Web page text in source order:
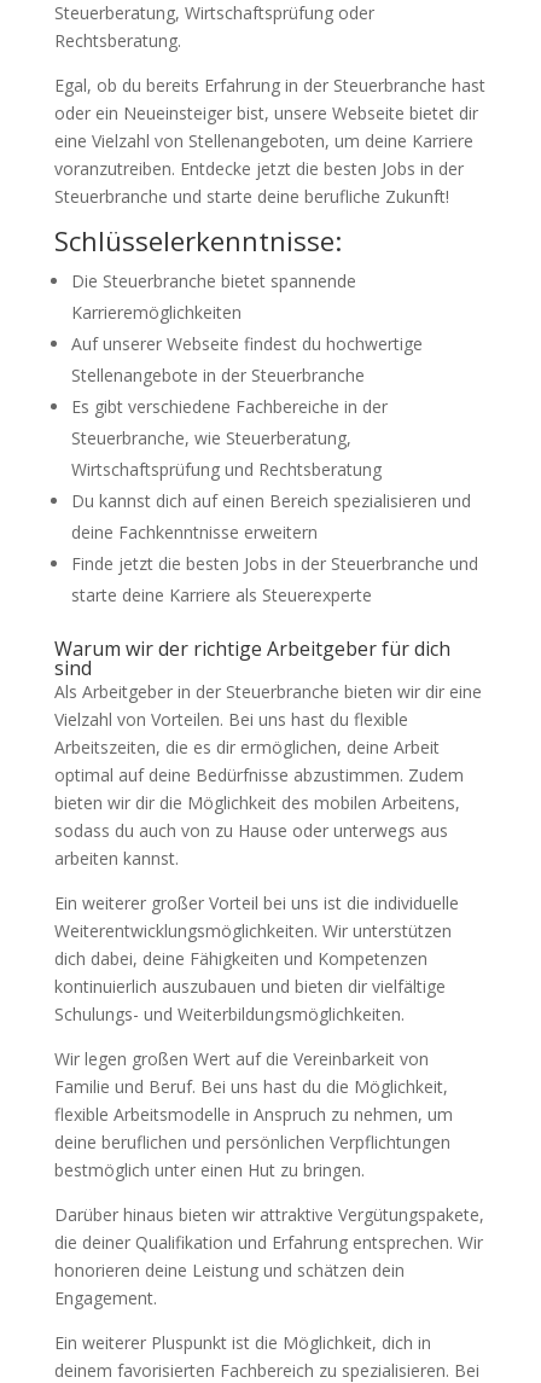
Steuerberatung, Wirtschaftsprüfung oder
Rechtsberatung.
Egal, ob du bereits Erfahrung in der Steuerbranche hast
oder ein Neueinsteiger bist, unsere Webseite bietet dir
eine Vielzahl von Stellenangeboten, um deine Karriere
voranzutreiben. Entdecke jetzt die besten Jobs in der
Steuerbranche und starte deine berufliche Zukunft!
Schlüsselerkenntnisse:
Die Steuerbranche bietet spannende
Karrieremöglichkeiten
Auf unserer Webseite findest du hochwertige
Stellenangebote in der Steuerbranche
Es gibt verschiedene Fachbereiche in der
Steuerbranche, wie Steuerberatung,
Wirtschaftsprüfung und Rechtsberatung
Du kannst dich auf einen Bereich spezialisieren und
deine Fachkenntnisse erweitern
Finde jetzt die besten Jobs in der Steuerbranche und
starte deine Karriere als Steuerexperte
Warum wir der richtige Arbeitgeber für dich
sind
Als Arbeitgeber in der Steuerbranche bieten wir dir eine
Vielzahl von Vorteilen. Bei uns hast du flexible
Arbeitszeiten, die es dir ermöglichen, deine Arbeit
optimal auf deine Bedürfnisse abzustimmen. Zudem
bieten wir dir die Möglichkeit des mobilen Arbeitens,
sodass du auch von zu Hause oder unterwegs aus
arbeiten kannst.
Ein weiterer großer Vorteil bei uns ist die individuelle
Weiterentwicklungsmöglichkeiten. Wir unterstützen
dich dabei, deine Fähigkeiten und Kompetenzen
kontinuierlich auszubauen und bieten dir vielfältige
Schulungs- und Weiterbildungsmöglichkeiten.
Wir legen großen Wert auf die Vereinbarkeit von
Familie und Beruf. Bei uns hast du die Möglichkeit,
flexible Arbeitsmodelle in Anspruch zu nehmen, um
deine beruflichen und persönlichen Verpflichtungen
bestmöglich unter einen Hut zu bringen.
Darüber hinaus bieten wir attraktive Vergütungspakete,
die deiner Qualifikation und Erfahrung entsprechen. Wir
honorieren deine Leistung und schätzen dein
Engagement.
Ein weiterer Pluspunkt ist die Möglichkeit, dich in
deinem favorisierten Fachbereich zu spezialisieren. Bei